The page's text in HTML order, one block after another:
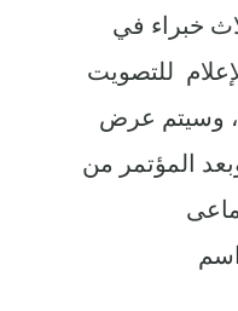
خبراء في
للتصويت
وسيتم عرض
المؤتمر من